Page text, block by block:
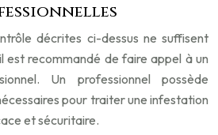
décrites ci-dessus ne suffisent
est recommandé de faire appel à un
Un professionnel possède
pour traiter une infestation
et sécuritaire.